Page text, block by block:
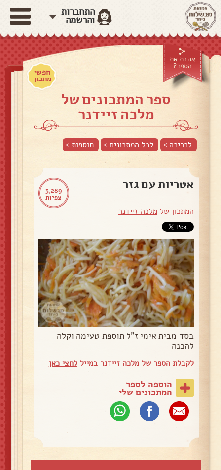
התחברות
והרשמה
אהבת את
הספר?
חפשי
מתכון
ספר המתכונים של
מלכה זיידנר
לכריכה > לכל המתכונים > תוספות>
3,289
צפיות
אטריות עם גזר
המתכון שלמלכה זיידנר
בסד מבית אימי ז"ל תוספת טעימה וקלה
להכנה
לקבלת הספר של מלכה זיידנר במייללחצי כאן
הוספה לספר
המתכונים שלי